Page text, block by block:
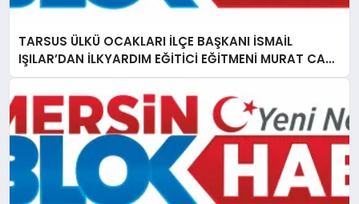
TARSUS ÜLKÜ OCAKLARI İLÇE BAŞKANI İSMAİL
IŞILAR’DAN İLKYARDIM EĞİTİCİ EĞİTMENİ MURAT CAN
FİDAN’A ZİYARET